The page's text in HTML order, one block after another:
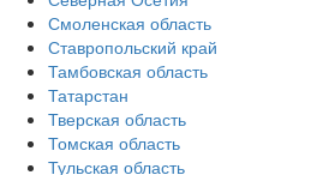
Смоленская область
Ставропольский край
Тамбовская область
Татарстан
Тверская область
Томская область
Тульская область